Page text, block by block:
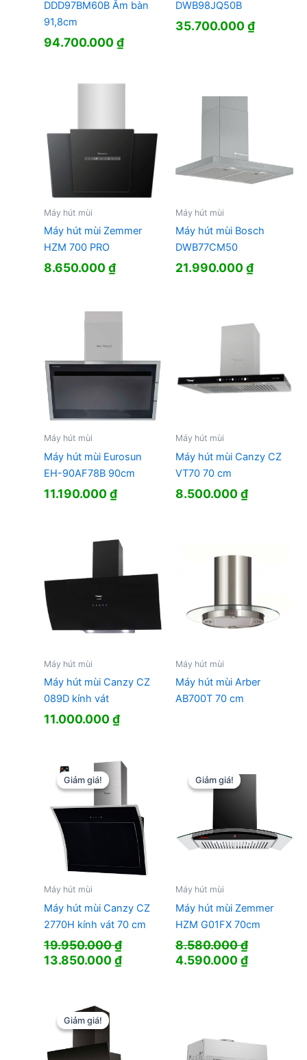
DDD97BM60B Âm bàn
91,8cm
94.700.000₫
DWB98JQ50B
35.700.000₫
Máy hút mùi
Máy hút mùi Zemmer
HZM 700 PRO
8.650.000₫
Máy hút mùi
Máy hút mùi Bosch
DWB77CM50
21.990.000₫
Máy hút mùi
Máy hút mùi Eurosun
EH-90AF78B 90cm
11.190.000₫
Máy hút mùi
Máy hút mùi Canzy CZ
VT70 70 cm
8.500.000₫
Máy hút mùi
Máy hút mùi Canzy CZ
089D kính vát
11.000.000₫
Máy hút mùi
Máy hút mùi Arber
AB700T 70 cm
Giảm giá!
Giảm giá!
Máy hút mùi
Máy hút mùi Canzy CZ
2770H kính vát 70 cm
19.950.000₫
Giá
19.950.000 ₫.
13.850.000₫Giá
Giảm giá!
Giảm giá!
Máy hút mùi
Máy hút mùi Zemmer
HZM G01FX 70cm
8.580.000₫
Giá
4.590.000₫Giá
Giảm giá!
Giảm giá!